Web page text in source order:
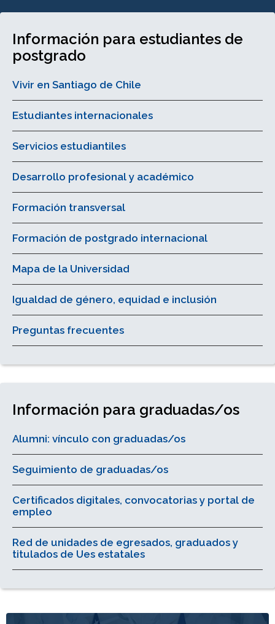
Información para estudiantes de
postgrado
Vivir en Santiago de Chile
Estudiantes internacionales
Servicios estudiantiles
Desarrollo profesional y académico
Formación transversal
Formación de postgrado internacional
Mapa de la Universidad
Igualdad de género, equidad e inclusión
Preguntas frecuentes
Información para graduadas/os
Alumni: vínculo con graduadas/os
Seguimiento de graduadas/os
Certificados digitales, convocatorias y portal de
empleo
Red de unidades de egresados, graduados y
titulados de Ues estatales